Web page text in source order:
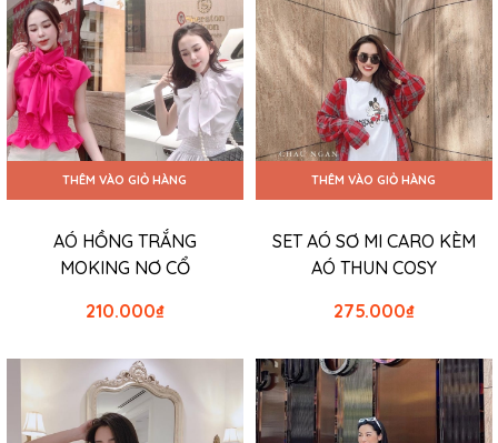
THÊM VÀO GIỎ HÀNG
AÓ HỒNG TRẮNG
MOKING NƠ CỔ
₫
210.000
THÊM VÀO GIỎ HÀNG
SET AÓ SƠ MI CARO KÈM
AÓ THUN COSY
₫
275.000